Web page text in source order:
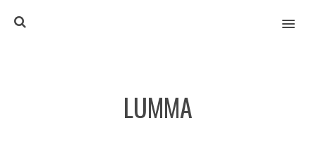
MENU
LUMMA